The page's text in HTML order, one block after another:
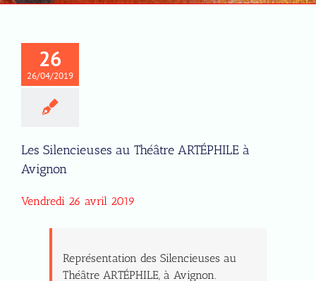
26
26/04/2019
Les Silencieuses au Théâtre ARTÉPHILE à
Avignon
Vendredi 26 avril 2019
Représentation des Silencieuses au
Théâtre ARTÉPHILE, à Avignon.